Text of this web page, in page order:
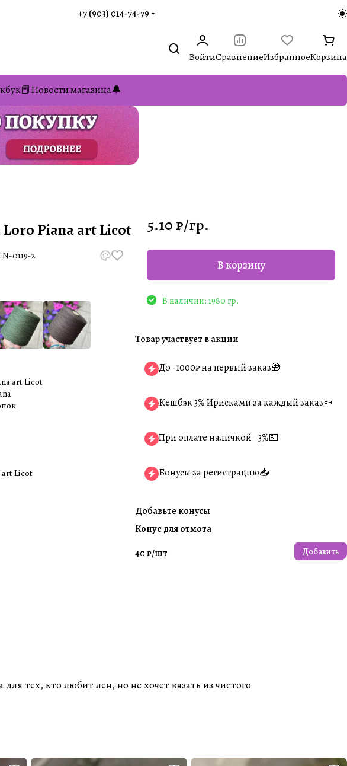
+7 (903) 014-74-79‬
ВойтиСравнениеИзбранноеКорзина
Новости магазина🔔
Piana art Licot
0119-2
art Licot
art Licot
5.10 ₽/гр.
В корзину
В наличии: 1980 гр.
Товар участвует в акции
До -1000₽ на первый заказ🎁
Кешбэк 3% Ирисками за каждый заказ🍬
При оплате наличкой −3%💵
Бонусы за регистрацию📥
Добавьте конусы
Конус для отмота
40 ₽/шт Добавить
тех, кто любит лен, но не хочет вязать из чистого